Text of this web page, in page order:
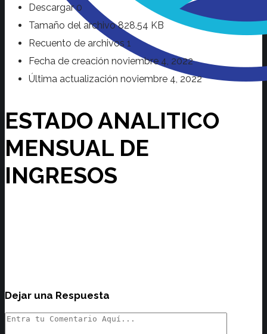
Descargar0
Tamaño del archivo828.54 KB
Recuento de archivos 1
Fecha de creación noviembre 4, 2022
Última actualización noviembre 4, 2022
ESTADO ANALITICO
MENSUAL DE
INGRESOS
Dejar una Respuesta